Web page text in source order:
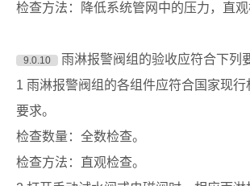
检查方法：降低系统管网中的压力，直观
9.0.10
雨淋报警阀组的验收应符合下列
1 雨淋报警阀组的各组件应符合国家现行
要求。
检查数量：全数检查。
检查方法：直观检查。